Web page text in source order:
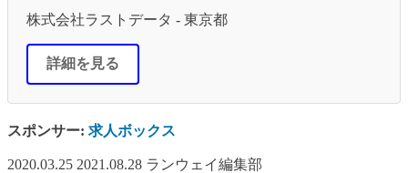
株式会社ラストデータ - 東京都
詳細を見る
スポンサー: 求人ボックス
2020.03.25 2021.08.28 ランウェイ編集部